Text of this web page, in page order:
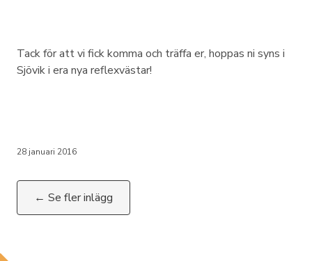
Tack för att vi fick komma och träffa er, hoppas ni syns i
Sjövik i era nya reflexvästar!
28 januari 2016
← Se fler inlägg